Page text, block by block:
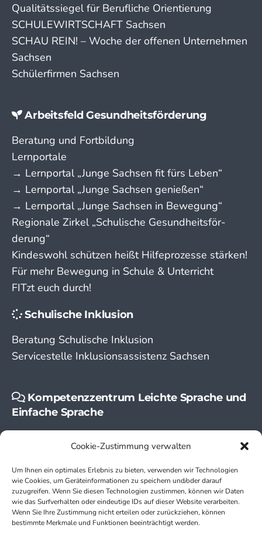
Cookie-Zustimmung verwalten
Um Ihnen ein optimales Erlebnis zu bieten, verwenden wir Technologien
wie Cookies, um Geräteinformationen zu speichern und/oder darauf
zuzugreifen. Wenn Sie diesen Technologien zustimmen, können wir Daten
wie das Surfverhalten oder eindeutige IDs auf dieser Website verarbeiten.
Wenn Sie Ihre Zustimmung nicht erteilen oder zurückziehen, können
bestimmte Merkmale und Funktionen beeinträchtigt werden.
Qualitätssiegel für Berufliche Orientierung
SCHULEWIRTSCHAFT Sachsen
SCHAU REIN! – Woche der offenen Unternehmen
Sachsen
Schülerfirmen Sachsen
Arbeitsfeld Gesundheitsförderung
Beratung und Fortbildung
Lernportale
→ Lern­portal „Junge Sachsen fit fürs Leben“
→ Lern­portal „Junge Sachsen genießen“
→ Lern­portal „Junge Sachsen in Bewegung“
Regionale Zirkel „Schu­lische Gesund­­heits­­­för­­
derung“
Kindeswohl schützen heißt Hilfeprozesse stärken!
Für mehr Bewegung in Schule & Unterricht
FITzt euch durch!
Schulische Inklusion
Beratung Schulische Inklusion
Servicestelle Inklusionsassistenz Sachsen
Kompetenzzentrum Leichte Sprache und
Einfache Sprache
Einfache Sprache